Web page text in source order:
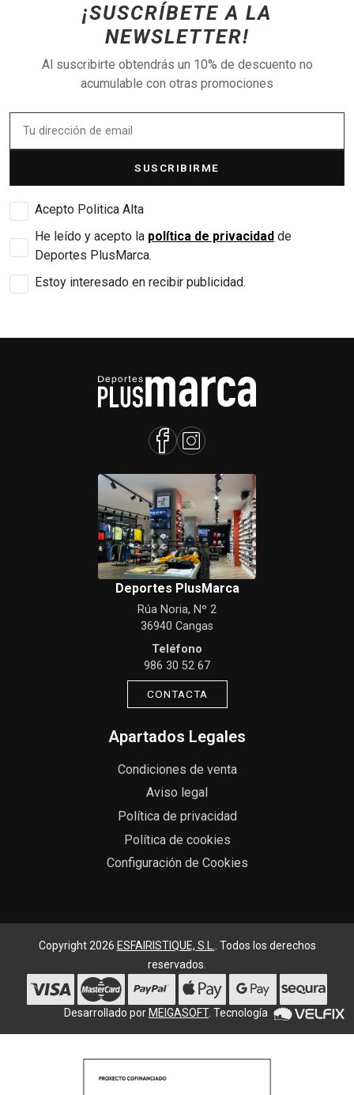
¡SUSCRÍBETE A LA
NEWSLETTER!
Al suscribirte obtendrás un 10% de descuento no
acumulable con otras promociones
SUSCRIBIRME
Acepto Politica Alta
He leído y acepto la política de privacidad de
Deportes PlusMarca.
Estoy interesado en recibir publicidad.
Deportes PlusMarca
Rúa Noria, Nº 2
36940 Cangas
Teléfono
986 30 52 67
CONTACTA
Apartados Legales
Condiciones de venta
Aviso legal
Política de privacidad
Política de cookies
Configuración de Cookies
Copyright 2026 ESFAIRISTIQUE, S.L.. Todos los derechos
reservados.
Desarrollado por MEIGASOFT. Tecnología